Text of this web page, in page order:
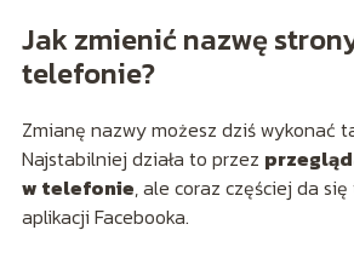
Jak zmienić nazwę
telefonie?
Zmianę nazwy możesz dziś wykonać
Najstabilniej działa to przez
w telefonie, ale coraz częściej da
aplikacji Facebooka.